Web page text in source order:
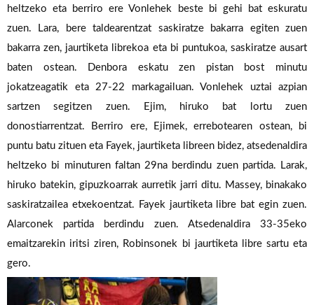
heltzeko eta berriro ere Vonlehek beste bi gehi bat eskuratu
zuen.
Lara, bere taldearentzat saskiratze bakarra egiten zuen
bakarra zen, jaurtiketa librekoa eta bi puntukoa, saskiratze ausart
baten ostean.
Denbora eskatu zen pistan bost minutu
jokatzeagatik eta 27-22 markagailuan. Vonlehek uztai azpian
sartzen segitzen zuen. Ejim, hiruko bat lortu zuen
donostiarrentzat.
Berriro ere, Ejimek, errebotearen ostean,
bi
puntu batu zituen eta Fayek, jaurtiketa libreen bidez, atsedenaldira
heltzeko bi minuturen faltan 29na berdindu zuen partida. Larak,
hiruko batekin, gipuzkoarrak aurretik jarri ditu. Massey, binakako
saskiratzailea etxekoentzat. Fayek jaurtiketa libre bat egin zuen.
Alarconek
partida berdindu zuen. Atsedenaldira
33-35eko
emaitzarekin iritsi ziren, Robinsonek bi jaurtiketa libre sartu eta
gero.